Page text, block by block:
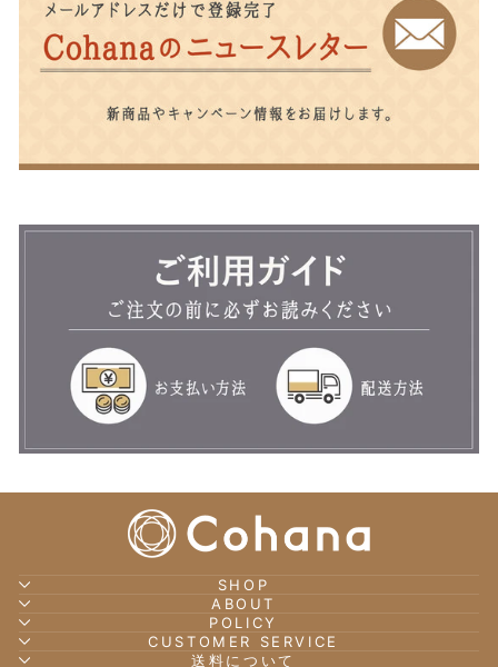
SHOP
ABOUT
POLICY
CUSTOMER SERVICE
送料について